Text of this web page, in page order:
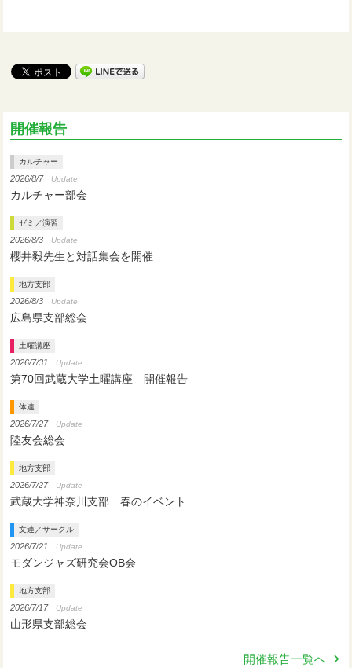
開催報告
カルチャー
2026/8/7 Update
カルチャー部会
ゼミ／演習
2026/8/3 Update
櫻井毅先生と対話集会を開催
地方支部
2026/8/3 Update
広島県支部総会
土曜講座
2026/7/31 Update
第70回武蔵大学土曜講座 開催報告
体連
2026/7/27 Update
陸友会総会
地方支部
2026/7/27 Update
武蔵大学神奈川支部 春のイベント
文連／サークル
2026/7/21 Update
モダンジャズ研究会OB会
地方支部
2026/7/17 Update
山形県支部総会
開催報告一覧へ